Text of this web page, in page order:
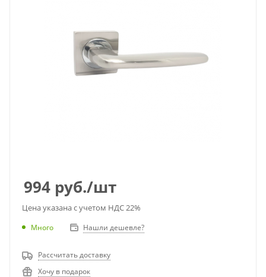
994 руб./шт
Цена указана с учетом НДС 22%
Много Нашли дешевле?
Рассчитать доставку
Хочу в подарок